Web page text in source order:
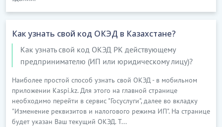
негізгі органикалық химиялық заттар өндіру
Бұл ішкі класқа:
негізгі органикалық химиялық заттар: циклді
және циклді спирттерді; сірке қышқылын қоса
алғанда, моно- және поликарбонды
қышқылдар; альдегид, кетон, хинондар және
екі немесе одан да көп құрамында оттегі бар
топтарды қоса алғанда, өзге де оттек
Как узнать свой код ОКЭД в Казахстане?
Как узнать свой код ОКЭД РК действующему
предпринимателю (ИП или юридическому лицу)?
Наиболее простой способ узнать свой ОКЭД - в мобильном
приложении Kaspi.kz. Для этого на главной странице
необходимо перейти в сервис "Госуслуги", далее во вкладку
"Изменение реквизитов и налогового режима ИП". На странице
будет указан Ваш текущий ОКЭД. Т...